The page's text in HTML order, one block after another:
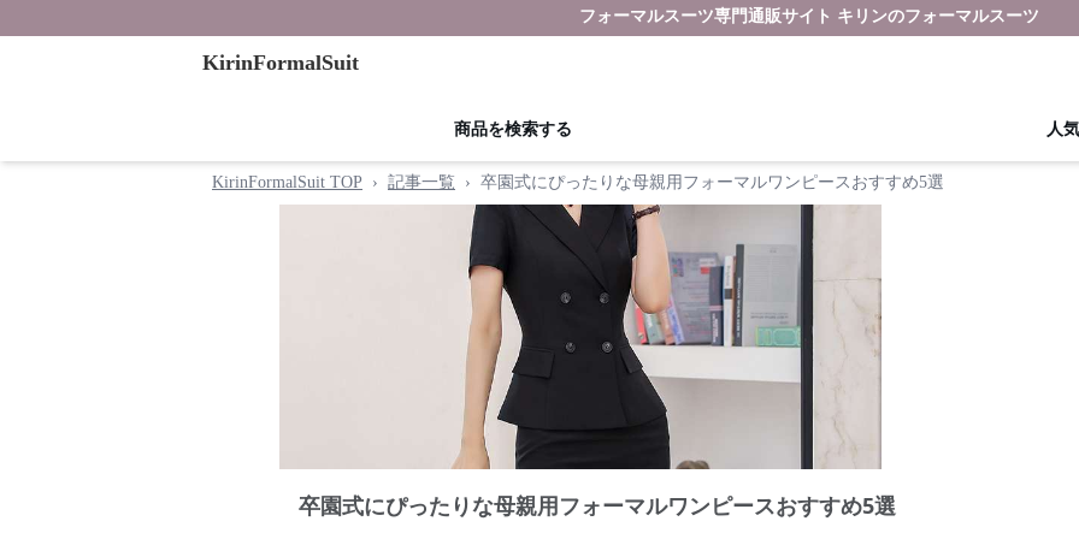
フォーマルスーツ専門通販サイト キリンのフォーマルスーツ
KirinFormalSuit
商品を検索する 人
KirinFormalSuit TOP › 記事一覧 › 卒園式にぴったりな母親用フォーマルワンピースおすすめ5選
卒園式にぴったりな母親用フォーマルワンピースおすすめ5選